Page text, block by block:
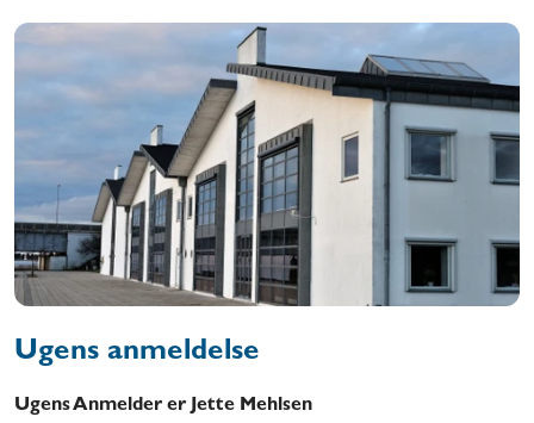
Ugens anmeldelse
Ugens Anmelder er Jette Mehlsen